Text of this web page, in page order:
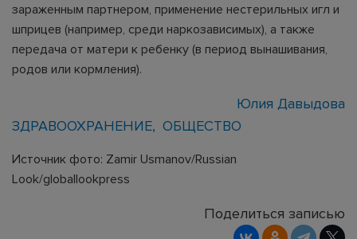
зараженным партнером, применение нестерильных игл и
шприцев (например, среди наркозависимых), а также
передача от матери к ребенку (в период вынашивания,
родов или кормления).
Юлия Давыдова
ЗДРАВООХРАНЕНИЕ ОБЩЕСТВО
Источник фото: Zamir Usmanov/Russian
Look/globallookpress
Поделиться записью